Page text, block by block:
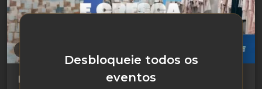
Feira do Empreendedor 2026 - São Luís/MA
Desbloqueie todos os
eventos